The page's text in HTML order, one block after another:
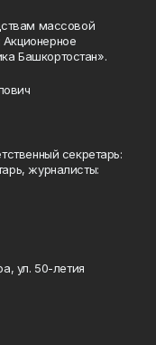
массовой
Башкортостан».
секретарь:
журналисты:
ул. 50-летия